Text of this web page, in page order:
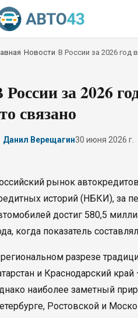
Новости В России за 2026 год
России за 2026
связано
Данил Верещагин30 июня 2026 г.
рынок
историй (НБКИ), за
достиг 580,5
когда показатель
разрезе
и Краснодарский
наиболее заметный
Ростовской и